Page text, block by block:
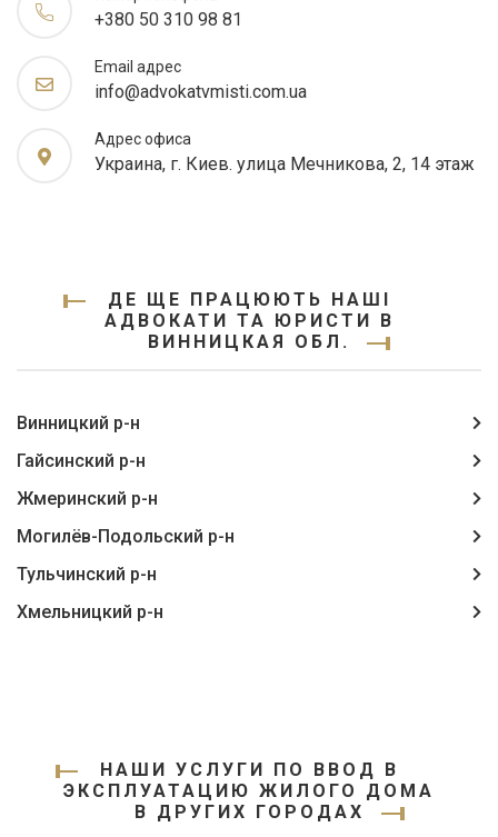
+380 50 310 98 81
Email адрес
info@advokatvmisti.com.ua
Адрес офиса
Украина, г. Киев. улица Мечникова, 2, 14 этаж
ДЕ ЩЕ ПРАЦЮЮТЬ НАШІ
АДВОКАТИ ТА ЮРИСТИ В
ВИННИЦКАЯ ОБЛ.
Винницкий р-н
Гайсинский р-н
Жмеринский р-н
Могилёв-Подольский р-н
Тульчинский р-н
Хмельницкий р-н
НАШИ УСЛУГИ ПО ВВОД В
ЭКСПЛУАТАЦИЮ ЖИЛОГО ДОМА
В ДРУГИХ ГОРОДАХ